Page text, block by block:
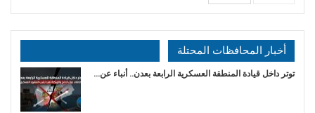
أخبار المحافظات المحتلة
توتر داخل قيادة المنطقة العسكرية الرابعة بعدن.. أنباء عن…